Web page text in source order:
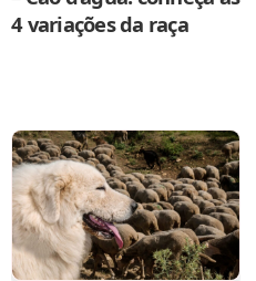
4 variações da raça